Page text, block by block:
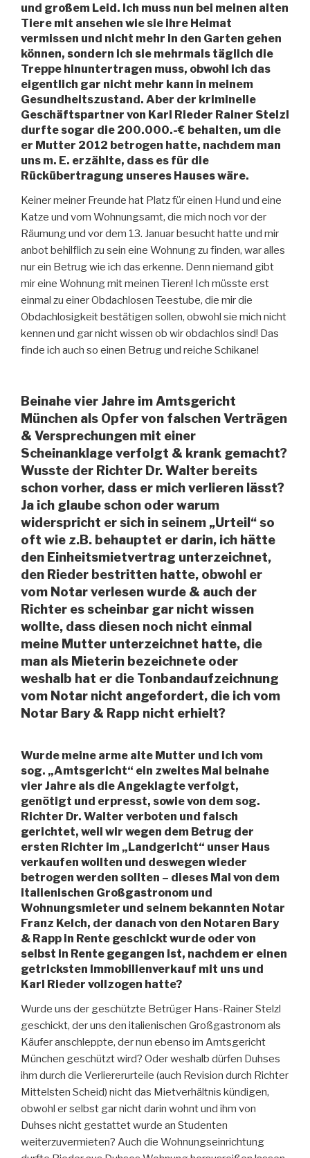
und großem Leid. Ich muss nun bei meinen alten
Tiere mit ansehen wie sie ihre Heimat
vermissen und nicht mehr in den Garten gehen
können, sondern ich sie mehrmals täglich die
Treppe hinuntertragen muss, obwohl ich das
eigentlich gar nicht mehr kann in meinem
Gesundheitszustand. Aber der kriminelle
Geschäftspartner von Karl Rieder Rainer Stelzl
durfte sogar die 200.000.-€ behalten, um die
er Mutter 2012 betrogen hatte, nachdem man
uns m. E. erzählte, dass es für die
Rückübertragung unseres Hauses wäre.
Keiner meiner Freunde hat Platz für einen Hund und eine
Katze und vom Wohnungsamt, die mich noch vor der
Räumung und vor dem 13. Januar besucht hatte und mir
anbot behilflich zu sein eine Wohnung zu finden, war alles
nur ein Betrug wie ich das erkenne. Denn niemand gibt
mir eine Wohnung mit meinen Tieren! Ich müsste erst
einmal zu einer Obdachlosen Teestube, die mir die
Obdachlosigkeit bestätigen sollen, obwohl sie mich nicht
kennen und gar nicht wissen ob wir obdachlos sind! Das
finde ich auch so einen Betrug und reiche Schikane!
Beinahe vier Jahre im Amtsgericht
München als Opfer von falschen Verträgen
& Versprechungen mit einer
Scheinanklage verfolgt & krank gemacht?
Wusste der Richter Dr. Walter bereits
schon vorher, dass er mich verlieren lässt?
Ja ich glaube schon oder warum
widerspricht er sich in seinem „Urteil“ so
oft wie z.B. behauptet er darin, ich hätte
den Einheitsmietvertrag unterzeichnet,
den Rieder bestritten hatte, obwohl er
vom Notar verlesen wurde & auch der
Richter es scheinbar gar nicht wissen
wollte, dass diesen noch nicht einmal
meine Mutter unterzeichnet hatte, die
man als Mieterin bezeichnete oder
weshalb hat er die Tonbandaufzeichnung
vom Notar nicht angefordert, die ich vom
Notar Bary & Rapp nicht erhielt?
Wurde meine arme alte Mutter und ich vom
sog. „Amtsgericht“ ein zweites Mal beinahe
vier Jahre als die Angeklagte verfolgt,
genötigt und erpresst, sowie von dem sog.
Richter Dr. Walter verboten und falsch
gerichtet, weil wir wegen dem Betrug der
ersten Richter im „Landgericht“ unser Haus
verkaufen wollten und deswegen wieder
betrogen werden sollten – dieses Mal von dem
italienischen Großgastronom und
Wohnungsmieter und seinem bekannten Notar
Franz Kelch, der danach von den Notaren Bary
& Rapp in Rente geschickt wurde oder von
selbst in Rente gegangen ist, nachdem er einen
getricksten Immobilienverkauf mit uns und
Karl Rieder vollzogen hatte?
Wurde uns der geschützte Betrüger Hans-Rainer Stelzl
geschickt, der uns den italienischen Großgastronom als
Käufer anschleppte, der nun ebenso im Amtsgericht
München geschützt wird? Oder weshalb dürfen Duhses
ihm durch die Verliererurteile (auch Revision durch Richter
Mittelsten Scheid) nicht das Mietverhältnis kündigen,
obwohl er selbst gar nicht darin wohnt und ihm von
Duhses nicht gestattet wurde an Studenten
weiterzuvermieten? Auch die Wohnungseinrichtung